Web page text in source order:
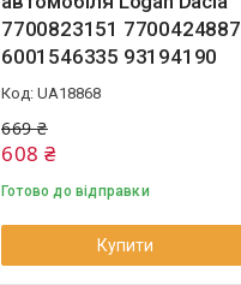
7700823151 7700424887
6001546335 93194190
UA18868
669 ₴
608 ₴
Готово до відправки
Купити